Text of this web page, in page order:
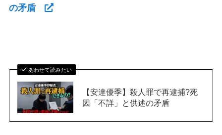
の矛盾
あわせて読みたい
【安達優季】殺人罪で再逮捕?死
因「不詳」と供述の矛盾